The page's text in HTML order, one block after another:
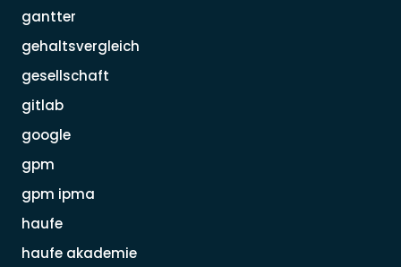
gantter
gehaltsvergleich
gesellschaft
gitlab
google
gpm
gpm ipma
haufe
haufe akademie